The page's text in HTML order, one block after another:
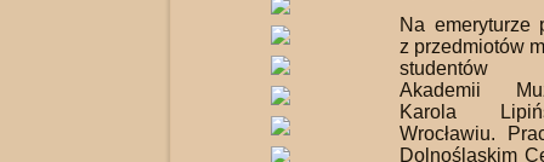
Na emeryturze
z przedmiotów
studentów
Akademii
Karola
Wrocławiu.
Dolnośląskim